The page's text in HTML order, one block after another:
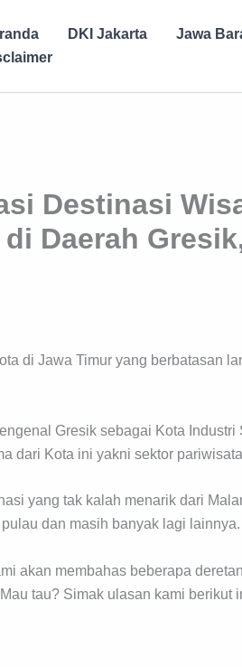
DKI Jakarta Jawa
Destinasi
Daerah
di Jawa Timur yang berbatasan
Gresik sebagai Kota
dari Kota ini yakni sektor
yang tak kalah menarik dari
dan masih banyak lagi lainnya.
akan membahas beberapa
tau? Simak ulasan kami berikut